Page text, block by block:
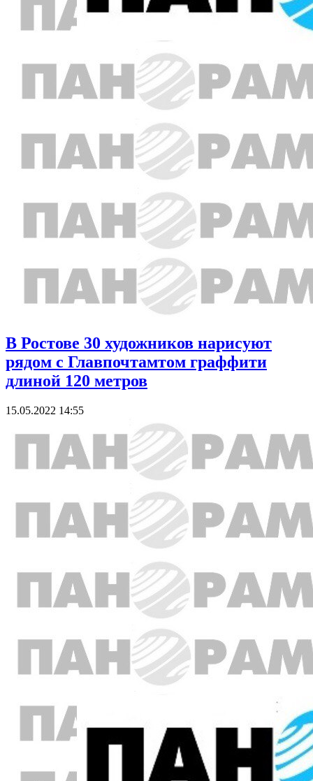
В Ростове 30 художников нарисуют
рядом с Главпочтамтом граффити
длиной 120 метров
15.05.2022 14:55